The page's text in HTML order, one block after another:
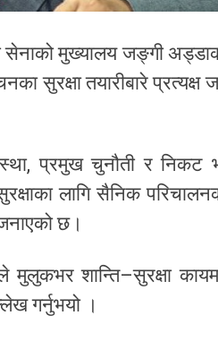
मुख्यालय जङ्गी
सुरक्षा तयारीबारे प्रत्यक्ष
प्रमुख चुनौती र निकट
लागि सैनिक
छ।
शान्ति–सुरक्षा कायम
गर्नुभयो ।